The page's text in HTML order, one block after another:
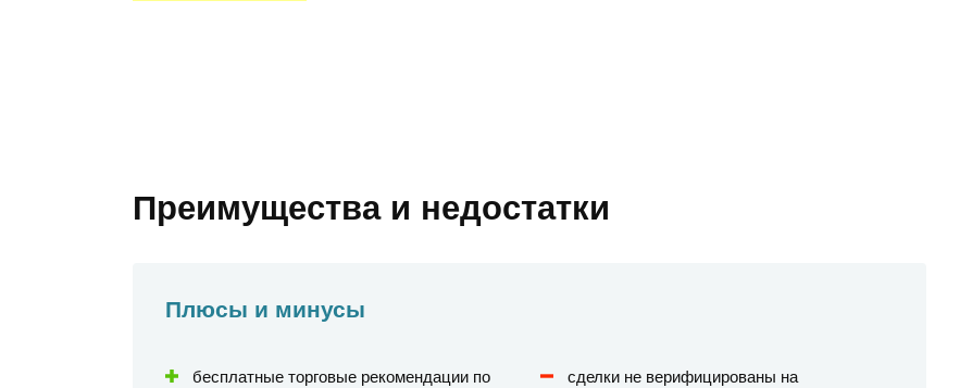
Преимущества и недостатки
Плюсы и минусы
бесплатные торговые рекомендации по
сделки не верифицированы на